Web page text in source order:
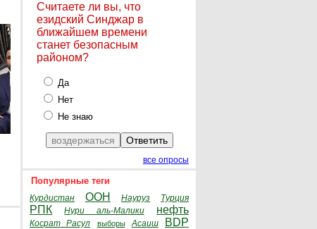
Считаете ли вы, что
езидский Синджар в
ближайшем времени
станет безопасным
районом?
Да
Нет
Не знаю
все опросы
Популярные теги
Курдистан ООН Науруз Турция
РПК Нури аль-Малики нефть
Косрат Расул выборы Асаиш BDP